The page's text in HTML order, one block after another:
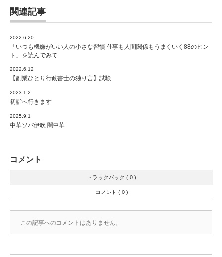
関連記事
2022.6.20
「いつも機嫌がいい人の小さな習慣 仕事も人間関係もうまくいく88のヒン
ト」を読んでみて
2022.6.12
【副業ひとり行政書士の独り言】試験
2023.1.2
初詣へ行きます
2025.9.1
中華ソバ伊吹 闇中華
コメント
トラックバック ( 0 )
コメント ( 0 )
この記事へのコメントはありません。